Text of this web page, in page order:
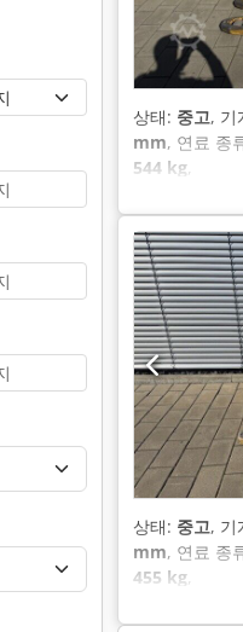
상태: 중고, 기
mm, 연료 종
544 kg,
상태: 중고, 기
mm, 연료 종
455 kg,